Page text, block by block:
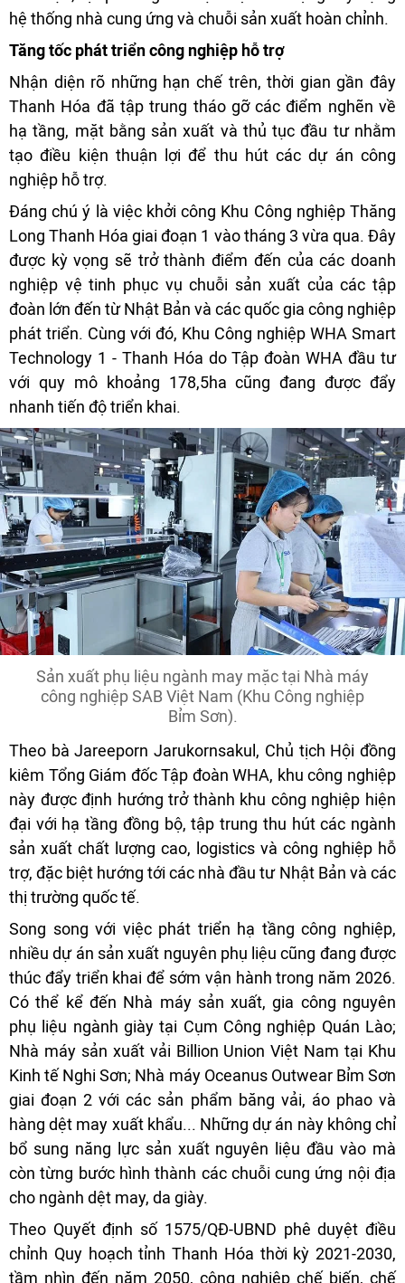
hệ thống nhà cung ứng và chuỗi sản xuất hoàn chỉnh.
Tăng tốc phát triển công nghiệp hỗ trợ
Nhận diện rõ những hạn chế trên, thời gian gần đây
Thanh Hóa đã tập trung tháo gỡ các điểm nghẽn về
hạ tầng, mặt bằng sản xuất và thủ tục đầu tư nhằm
tạo điều kiện thuận lợi để thu hút các dự án công
nghiệp hỗ trợ.
Đáng chú ý là việc khởi công Khu Công nghiệp Thăng
Long Thanh Hóa giai đoạn 1 vào tháng 3 vừa qua. Đây
được kỳ vọng sẽ trở thành điểm đến của các doanh
nghiệp vệ tinh phục vụ chuỗi sản xuất của các tập
đoàn lớn đến từ Nhật Bản và các quốc gia công nghiệp
phát triển. Cùng với đó, Khu Công nghiệp WHA Smart
Technology 1 - Thanh Hóa do Tập đoàn WHA đầu tư
với quy mô khoảng 178,5ha cũng đang được đẩy
nhanh tiến độ triển khai.
Sản xuất phụ liệu ngành may mặc tại Nhà máy
công nghiệp SAB Việt Nam (Khu Công nghiệp
Bỉm Sơn).
Theo bà Jareeporn Jarukornsakul, Chủ tịch Hội đồng
kiêm Tổng Giám đốc Tập đoàn WHA, khu công nghiệp
này được định hướng trở thành khu công nghiệp hiện
đại với hạ tầng đồng bộ, tập trung thu hút các ngành
sản xuất chất lượng cao, logistics và công nghiệp hỗ
trợ, đặc biệt hướng tới các nhà đầu tư Nhật Bản và các
thị trường quốc tế.
Song song với việc phát triển hạ tầng công nghiệp,
nhiều dự án sản xuất nguyên phụ liệu cũng đang được
thúc đẩy triển khai để sớm vận hành trong năm 2026.
Có thể kể đến Nhà máy sản xuất, gia công nguyên
phụ liệu ngành giày tại Cụm Công nghiệp Quán Lào;
Nhà máy sản xuất vải Billion Union Việt Nam tại Khu
Kinh tế Nghi Sơn; Nhà máy Oceanus Outwear Bỉm Sơn
giai đoạn 2 với các sản phẩm băng vải, áo phao và
hàng dệt may xuất khẩu... Những dự án này không chỉ
bổ sung năng lực sản xuất nguyên liệu đầu vào mà
còn từng bước hình thành các chuỗi cung ứng nội địa
cho ngành dệt may, da giày.
Theo Quyết định số 1575/QĐ-UBND phê duyệt điều
chỉnh Quy hoạch tỉnh Thanh Hóa thời kỳ 2021-2030,
tầm nhìn đến năm 2050, công nghiệp chế biến, chế